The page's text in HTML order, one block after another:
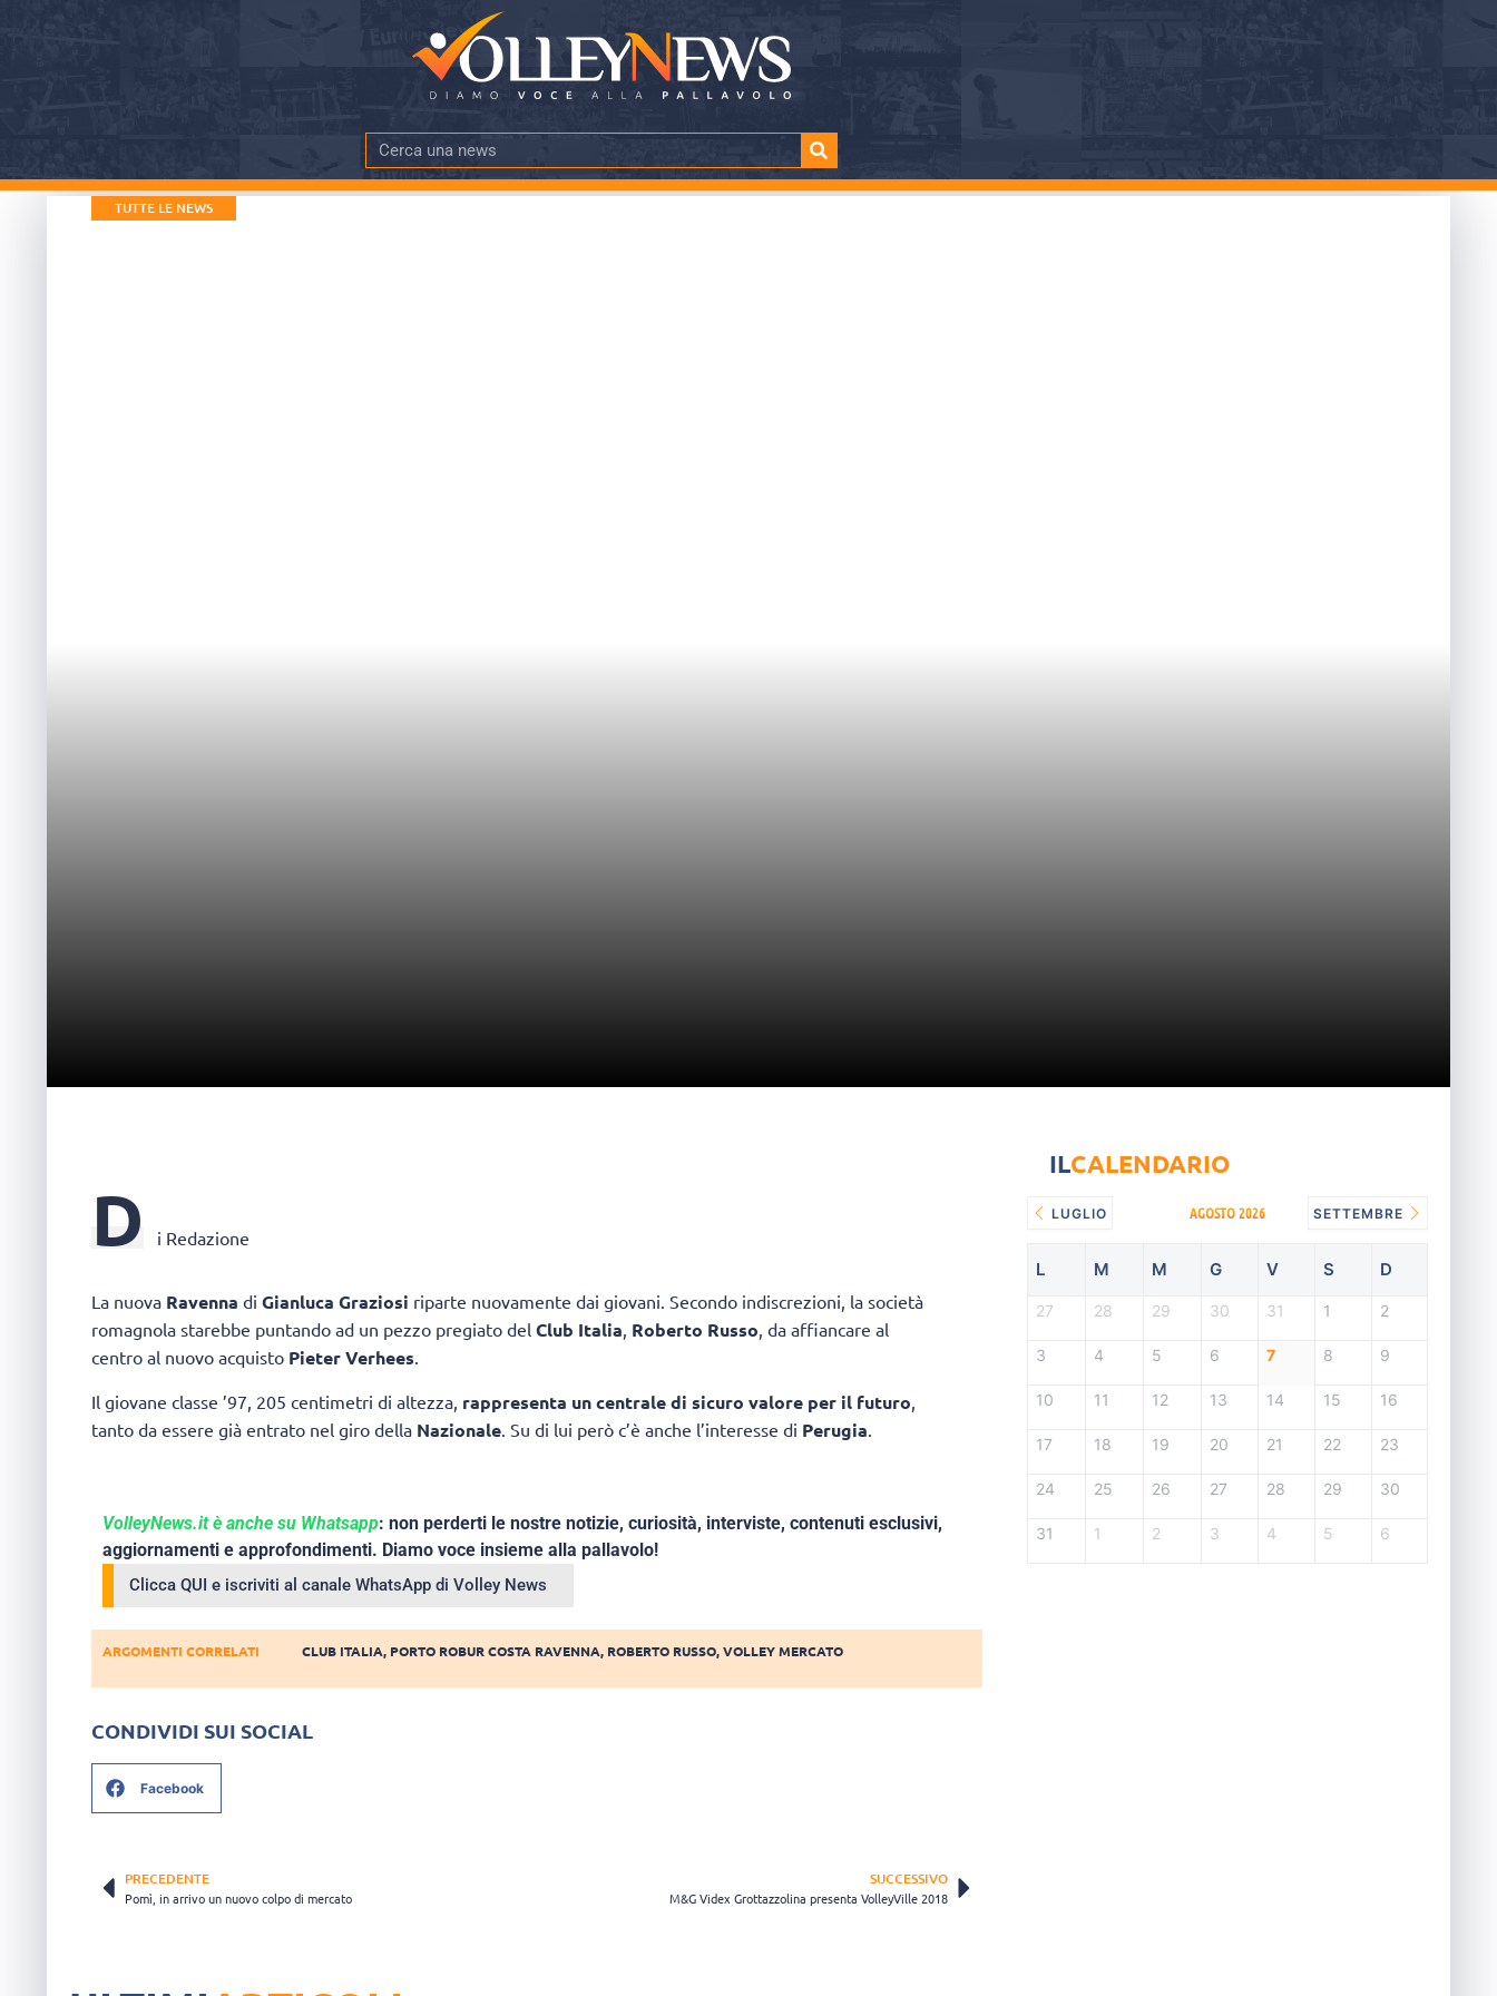
TUTTE LE NEWS
D i Redazione
La nuova Ravenna di Gianluca Graziosi riparte nuovamente dai giovani. Secondo indiscrezioni, la società
romagnola starebbe puntando ad un pezzo pregiato del Club Italia, Roberto Russo, da affiancare al
centro al nuovo acquisto Pieter Verhees.
Il giovane classe ’97, 205 centimetri di altezza, rappresenta un centrale di sicuro valore per il futuro
tanto da essere già entrato nel giro della Nazionale . Su di lui però c’è anche l’interesse di Perugia
VolleyNews.it è anche su Whatsapp: non perderti le nostre notizie, curiosità, interviste, contenuti esclusivi,
aggiornamenti e approfondimenti. Diamo voce insieme alla pallavolo!
Clicca QUI e iscriviti al canale WhatsApp di Volley News
ARGOMENTI CORRELATI CLUB ITALIA, PORTO ROBUR COSTA RAVENNA, ROBERTO RUSSO,VOLLEY MERCATO
CONDIVIDI SUI SOCIAL
Facebook
PRECEDENTE
Pomì, in arrivo un nuovo colpo di mercato
SUCCESSIVO
M&G Videx Grottazzolina presenta VolleyVille 2018
ILCALENDARIO
LUGLIO AGOSTO 2026 SETTEMBRE
L M M G V S D
27 28 29 30 31 1 2
3 4 5 6 7 8 9
10 11 12 13 14 15 16
17 18 19 20 21 22 23
24 25 26 27 28 29 30
31 1 2 3 4 5 6